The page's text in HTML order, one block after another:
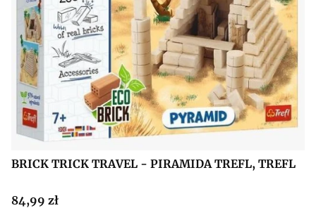
BRICK TRICK TRAVEL - PIRAMIDA TREFL, TREFL
Cena
84,99 zł